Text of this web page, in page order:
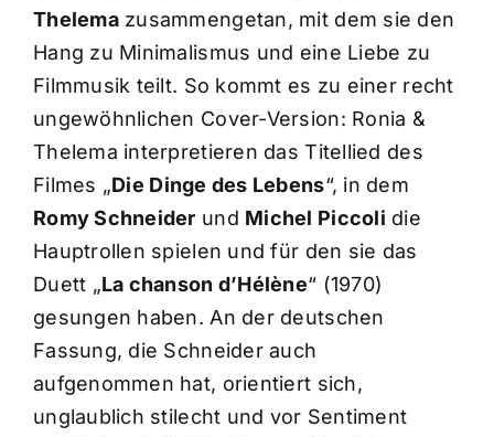
Thelemazusammengetan, mit dem sie den
Hang zu Minimalismus und eine Liebe zu
Filmmusik teilt. So kommt es zu einer recht
ungewöhnlichen Cover-Version: Ronia &
Thelema interpretieren das Titellied des
Filmes „Die Dinge des Lebens“, in dem
Romy Schneider und Michel Piccoli die
Hauptrollen spielen und für den sie das
Duett „La chanson d’Hélène“ (1970)
gesungen haben. An der deutschen
Fassung, die Schneider auch
aufgenommen hat, orientiert sich,
unglaublich stilecht und vor Sentiment